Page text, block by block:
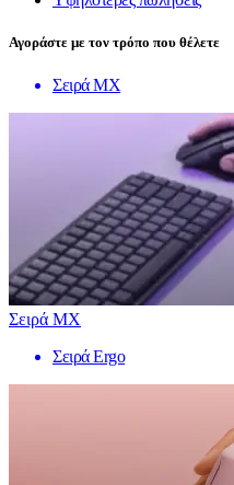
Αγοράστε με τον τρόπο που θέλετε
Σειρά MX
Σειρά MX
Σειρά Ergo